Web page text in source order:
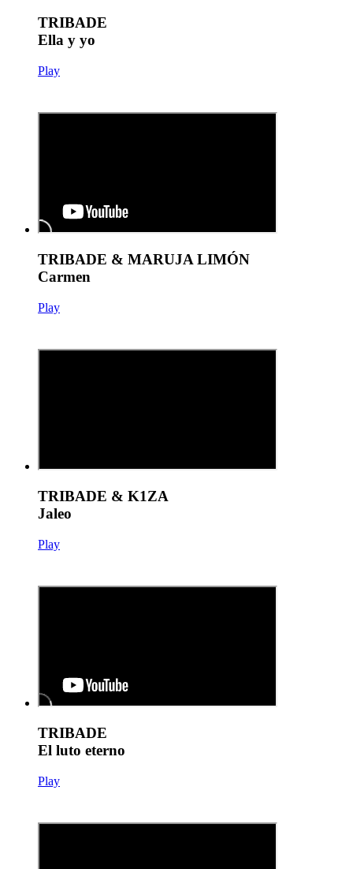
TRIBADE
Ella y yo
Play
TRIBADE & MARUJA LIMÓN
Carmen
Play
TRIBADE & K1ZA
Jaleo
Play
TRIBADE
El luto eterno
Play